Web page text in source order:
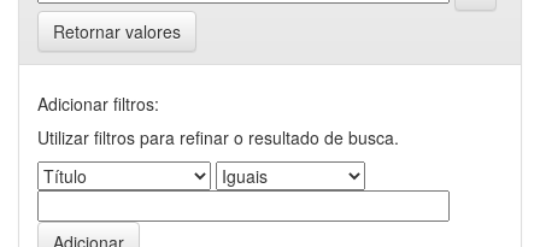
Retornar valores
Adicionar filtros:
Utilizar filtros para refinar o resultado de busca.